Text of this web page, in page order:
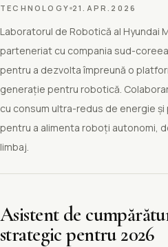
TECHNOLOGY 21.APR.2026
Laboratorul de Robotică al Hyundai
parteneriat cu compania sud-
pentru a dezvolta împreună o
generație pentru robotică.
cu consum ultra-redus de energie
pentru a alimenta roboți autonomi,
limbaj.
Asistent de
strategic pentru 2026